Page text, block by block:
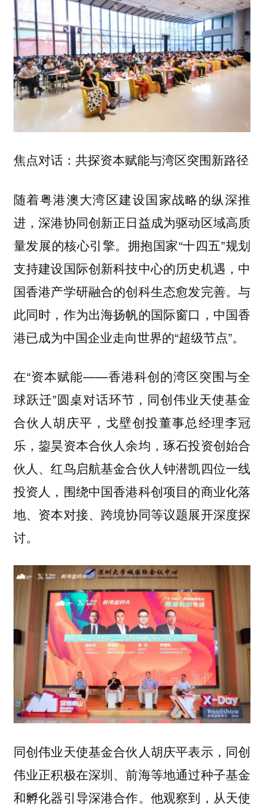
焦点对话：共探资本赋能与湾区突围新路径
随着粤港澳大湾区建设国家战略的纵深推
进，深港协同创新正日益成为驱动区域高质
量发展的核心引擎。拥抱国家“十四五”规划
支持建设国际创新科技中心的历史机遇，中
国香港产学研融合的创科生态愈发完善。与
此同时，作为出海扬帆的国际窗口，中国香
港已成为中国企业走向世界的“超级节点”。
在“资本赋能——香港科创的湾区突围与全
球跃迁”圆桌对话环节，同创伟业天使基金
合伙人胡庆平，戈壁创投董事总经理李冠
乐，鋆昊资本合伙人余均，琢石投资创始合
伙人、红鸟启航基金合伙人钟潜凯四位一线
投资人，围绕中国香港科创项目的商业化落
地、资本对接、跨境协同等议题展开深度探
讨。
同创伟业天使基金合伙人胡庆平表示，同创
伟业正积极在深圳、前海等地通过种子基金
和孵化器引导深港合作。他观察到，从天使